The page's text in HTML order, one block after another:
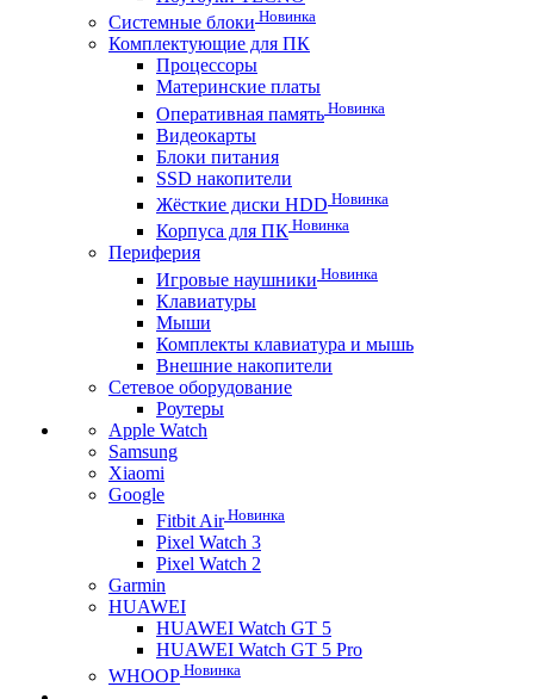
Системные блоки Новинка
Комплектующие для ПК
Процессоры
Материнские платы
Оперативная память Новинка
Видеокарты
Блоки питания
SSD накопители
Жёсткие диски HDD Новинка
Корпуса для ПК Новинка
Периферия
Игровые наушники Новинка
Клавиатуры
Мыши
Комплекты клавиатура и мышь
Внешние накопители
Сетевое оборудование
Роутеры
Apple Watch
Samsung
Xiaomi
Google
Fitbit AirНовинка
Pixel Watch 3
Pixel Watch 2
Garmin
HUAWEI
HUAWEI Watch GT 5
HUAWEI Watch GT 5 Pro
WHOOP Новинка